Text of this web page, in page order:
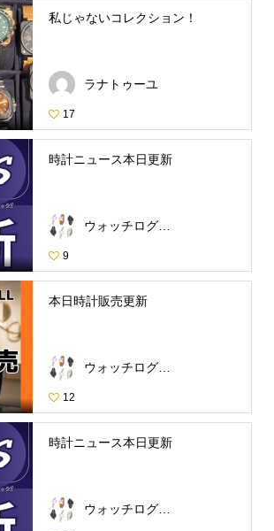
私じゃないコレクション！
ラナトゥーユ
17
時計ニュース本日更新
ウォッチログ・スタッフ
9
本日時計販売更新
ウォッチログ・スタッフ
12
時計ニュース本日更新
ウォッチログ・スタッフ